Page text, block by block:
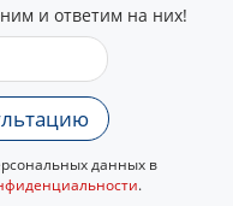
и ответим на них!
данных в
.